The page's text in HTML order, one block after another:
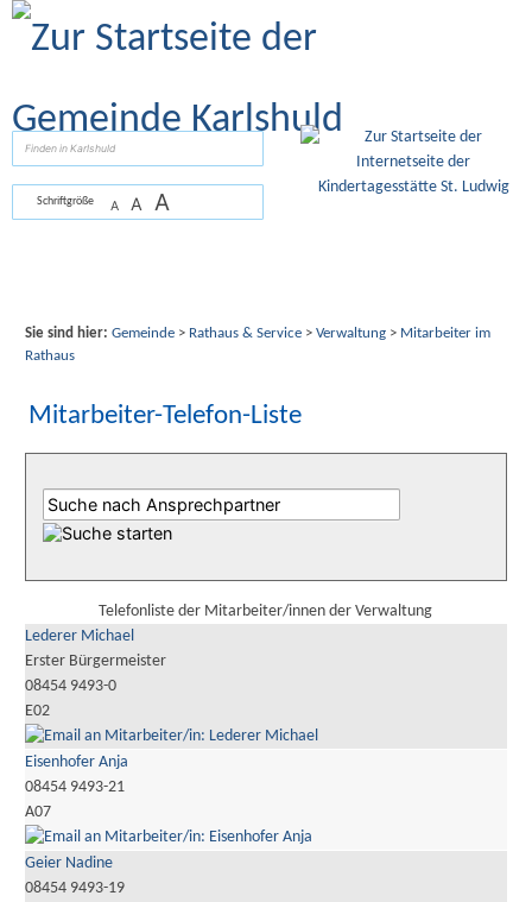
Zum Inhalt
Schriftgröße A A A
Sie sind hier: Gemeinde> Rathaus & Service> Verwaltung> Mitarbeiter im
Rathaus
Mitarbeiter-Telefon-Liste
Telefonliste der Mitarbeiter/innen der Verwaltung
Lederer Michael
Erster Bürgermeister
08454 9493-0
E02
Eisenhofer Anja
08454 9493-21
A07
Geier Nadine
08454 9493-19